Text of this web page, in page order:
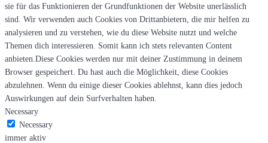
sie für das Funktionieren der Grundfunktionen der Website unerlässlich
sind. Wir verwenden auch Cookies von Drittanbietern, die mir helfen zu
analysieren und zu verstehen, wie du diese Website nutzt und welche
Themen dich interessieren. Somit kann ich stets relevanten Content
anbieten.Diese Cookies werden nur mit deiner Zustimmung in deinem
Browser gespeichert. Du hast auch die Möglichkeit, diese Cookies
abzulehnen. Wenn du einige dieser Cookies ablehnst, kann dies jedoch
Auswirkungen auf dein Surfverhalten haben.
Necessary
Necessary
immer aktiv